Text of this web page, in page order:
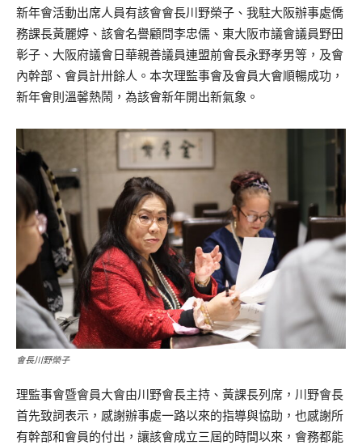
新年會活動出席人員有該會會長川野榮子、我駐大阪辦事處僑
務課長黃麗婷、該會名譽顧問李忠儒、東大阪市議會議員野田
彰子、大阪府議會日華親善議員連盟前會長永野孝男等，及會
內幹部、會員計卅餘人。本次理監事會及會員大會順暢成功，
新年會則溫馨熱鬧，為該會新年開出新氣象。
會長川野榮子
理監事會暨會員大會由川野會長主持、黃課長列席，川野會長
首先致詞表示，感謝辦事處一路以來的指導與協助，也感謝所
有幹部和會員的付出，讓該會成立三屆的時間以來，會務都能